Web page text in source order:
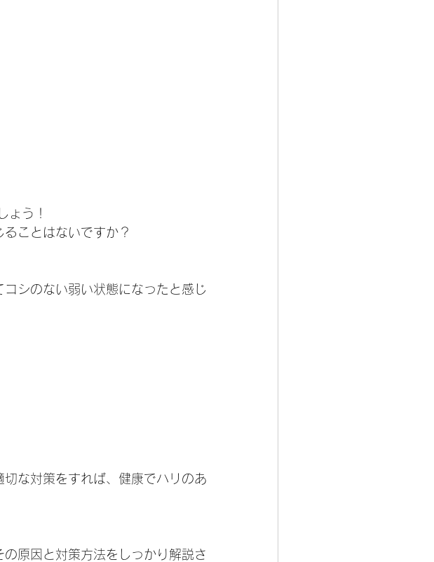
ょう！
ことはないですか？
シのない弱い状態になったと感じ
な対策をすれば、健康でハリのあ
原因と対策方法をしっかり解説さ